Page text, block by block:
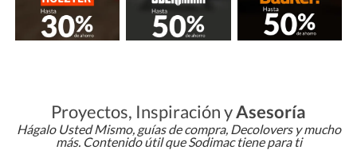
Proyectos, Inspiración yAsesoría
Hágalo Usted Mismo, guías de compra, Decolovers y mucho
más. Contenido útil que Sodimac tiene para ti